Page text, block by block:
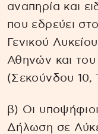
αναπηρία και
που εδρεύει
Γενικού Λυκείου
Αθηνών και
(Σεκούνδου 10,
β) Οι
Δήλωση σε